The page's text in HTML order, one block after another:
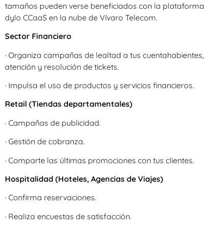
tamaños pueden verse beneficiados con la plataforma
dylo CCaaS en la nube de Vívaro Telecom.
Sector Financiero
· Organiza campañas de lealtad a tus cuentahabientes,
atención y resolución de tickets.
· Impulsa el uso de productos y servicios financieros.
Retail (Tiendas departamentales)
· Campañas de publicidad.
· Gestión de cobranza.
· Comparte las últimas promociones con tus clientes.
Hospitalidad (Hoteles, Agencias de Viajes)
· Confirma reservaciones.
· Realiza encuestas de satisfacción.